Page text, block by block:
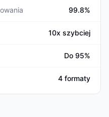
99.8%
10x szybciej
Do 95%
4 formaty